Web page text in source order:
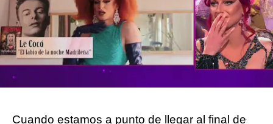
Sara Ruiz
Publicado:24 de noviembre de 2024, 20:56
Cuando estamos a punto de llegar al final de